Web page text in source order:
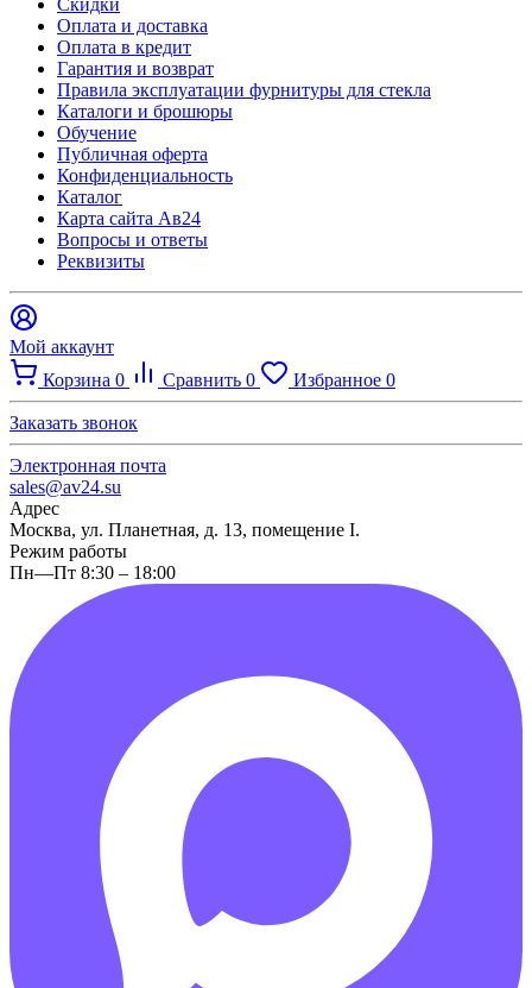
Оплата и доставка
Оплата в кредит
Гарантия и возврат
Правила эксплуатации фурнитуры для стекла
Каталоги и брошюры
Обучение
Публичная оферта
Конфиденциальность
Каталог
Карта сайта Ав24
Вопросы и ответы
Реквизиты
Мой аккаунт
Корзина 0 Сравнить 0 Избранное 0
Заказать звонок
Электронная почта
sales@av24.su
Адрес
Москва, ул. Планетная, д. 13, помещение I.
Режим работы
Пн—Пт 8:30 – 18:00